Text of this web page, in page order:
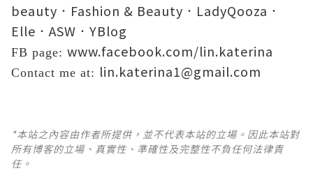
beauty ． Fashion & Beauty ． LadyQooza ．
Elle ． ASW ． YBlog
FB page: www.facebook.com/lin.katerina
Contact me at: lin.katerina1@gmail.com
*本站之內容由作者所提供，並不代表本站的立場。因此本站對
所有博客的立場、真實性、準確性及完整性不負任何法律責
任。